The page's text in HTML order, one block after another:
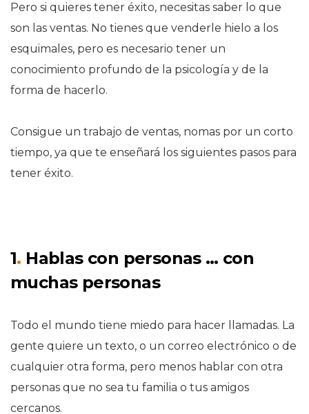
Pero si quieres tener éxito, necesitas saber lo que
son las ventas. No tienes que venderle hielo a los
esquimales, pero es necesario tener un
conocimiento profundo de la psicología y de la
forma de hacerlo.
Consigue un trabajo de ventas, nomas por un corto
tiempo, ya que te enseñará los siguientes pasos para
tener éxito.
1. Hablas con personas … con
muchas personas
Todo el mundo tiene miedo para hacer llamadas. La
gente quiere un texto, o un correo electrónico o de
cualquier otra forma, pero menos hablar con otra
personas que no sea tu familia o tus amigos
cercanos.